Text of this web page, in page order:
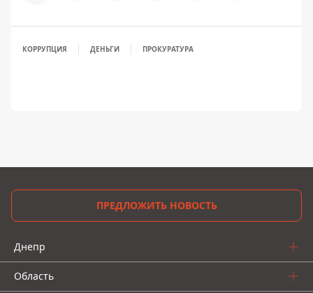
КОРРУПЦИЯ ДЕНЬГИ ПРОКУРАТУРА
ПРЕДЛОЖИТЬ НОВОСТЬ
Днепр
Область